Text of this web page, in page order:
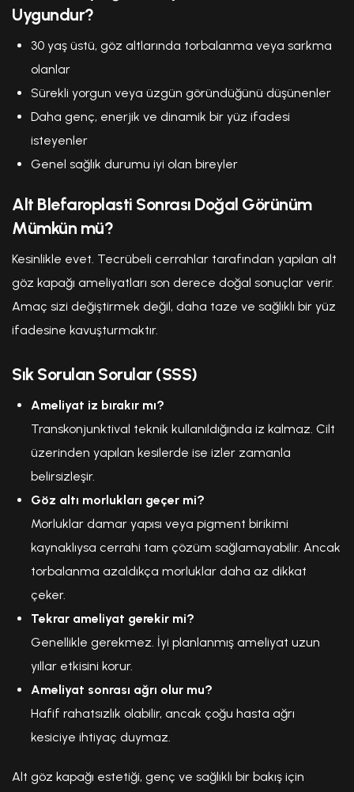
Uygundur?
30 yaş üstü, göz altlarında torbalanma veya sarkma
olanlar
Sürekli yorgun veya üzgün göründüğünü düşünenler
Daha genç, enerjik ve dinamik bir yüz ifadesi
isteyenler
Genel sağlık durumu iyi olan bireyler
Alt Blefaroplasti Sonrası Doğal Görünüm
Mümkün mü?
Kesinlikle evet. Tecrübeli cerrahlar tarafından yapılan alt
göz kapağı ameliyatları son derece doğal sonuçlar verir.
Amaç sizi değiştirmek değil, daha taze ve sağlıklı bir yüz
ifadesine kavuşturmaktır.
Sık Sorulan Sorular (SSS)
Ameliyat iz bırakır mı?
Transkonjunktival teknik kullanıldığında iz kalmaz. Cilt
üzerinden yapılan kesilerde ise izler zamanla
belirsizleşir.
Göz altı morlukları geçer mi?
Morluklar damar yapısı veya pigment birikimi
kaynaklıysa cerrahi tam çözüm sağlamayabilir. Ancak
torbalanma azaldıkça morluklar daha az dikkat
çeker.
Tekrar ameliyat gerekir mi?
Genellikle gerekmez. İyi planlanmış ameliyat uzun
yıllar etkisini korur.
Ameliyat sonrası ağrı olur mu?
Hafif rahatsızlık olabilir, ancak çoğu hasta ağrı
kesiciye ihtiyaç duymaz.
Alt göz kapağı estetiği, genç ve sağlıklı bir bakış için